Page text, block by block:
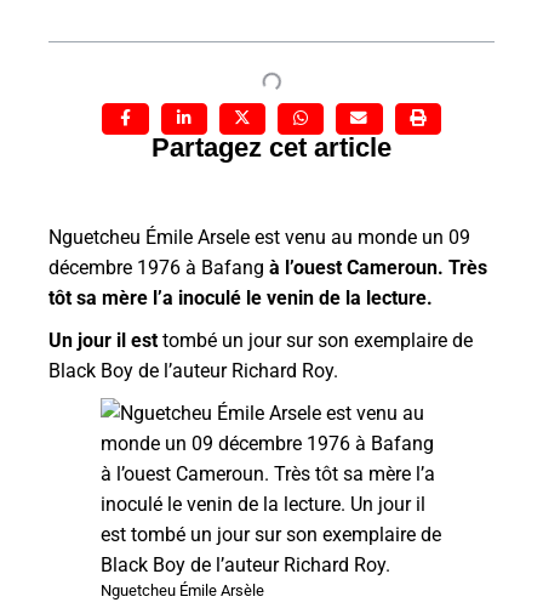
Partagez cet article
Nguetcheu Émile Arsele est venu au monde un 09
décembre 1976 à Bafang à l’ouest Cameroun. Très
tôt sa mère l’a inoculé le venin de la lecture.
Un jour il est tombé un jour sur son exemplaire de
Black Boy de l’auteur Richard Roy.
Nguetcheu Émile Arsèle